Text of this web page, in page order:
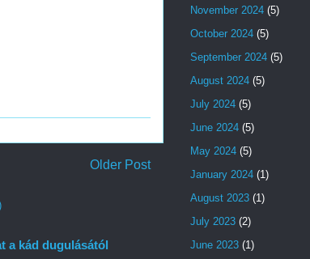
Older Post
a kád dugulásától
November 2024 (5)
October 2024 (5)
September 2024 (5)
August 2024 (5)
July 2024 (5)
June 2024 (5)
May 2024 (5)
January 2024 (1)
August 2023 (1)
July 2023 (2)
June 2023 (1)